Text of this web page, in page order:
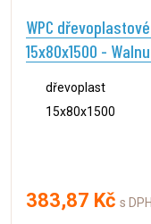
WPC
15x80x1500 -
dřevoplast
15x80x1500
383,87 Kč s